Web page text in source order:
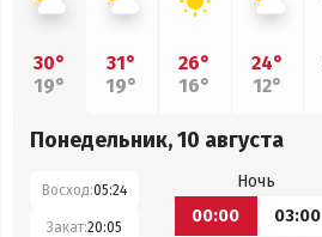
30°
19°
31°
19°
26°
16°
24°
12°
Понедельник, 10 августа
Восход:05:24
Закат:20:05
Ночь
00:00
03:00